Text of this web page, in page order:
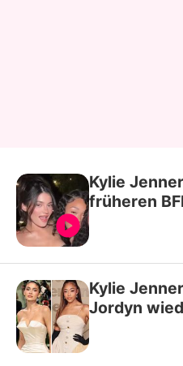
Kylie
früheren
Kylie
Jordyn